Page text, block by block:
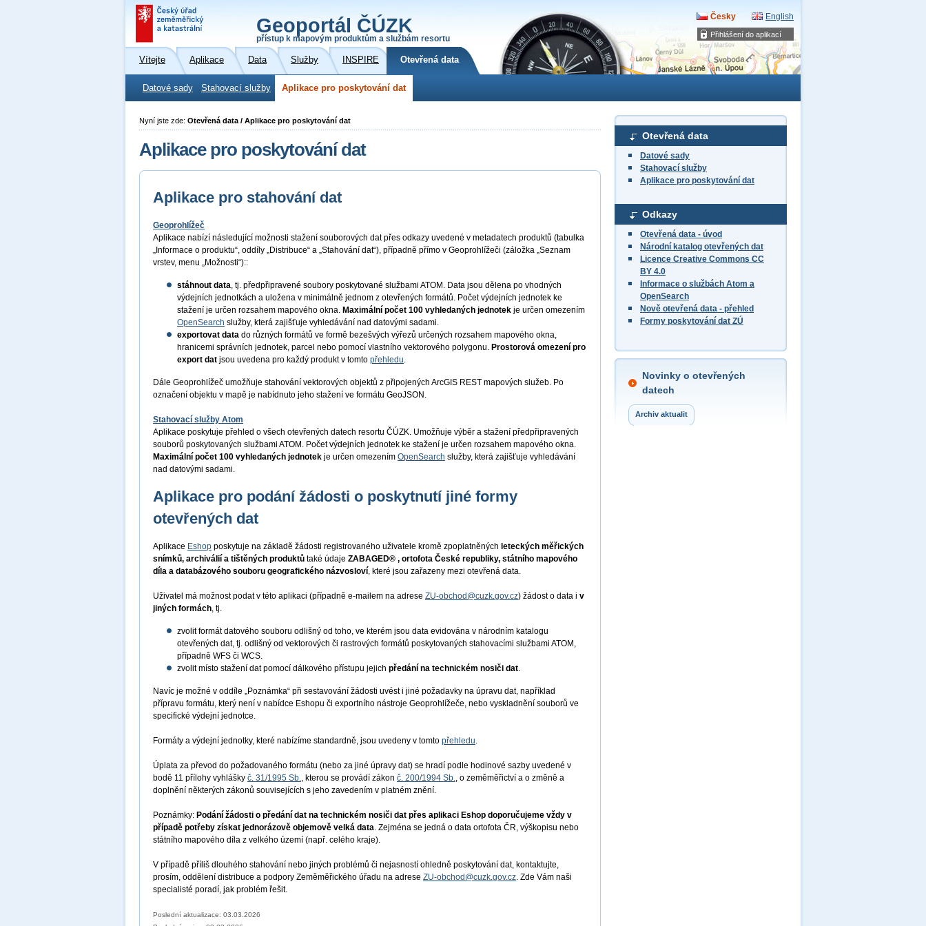
Přihlášení do aplikací
Geoportál ČÚZK
přístup k mapovým produktům a službám resortu
Česky English
Vítejte Aplikace Data Služby INSPIRE Otevřená data
Datové sady Stahovací služby Aplikace pro poskytování dat
Otevřená data
Datové sady
Stahovací služby
Aplikace pro poskytování dat
Odkazy
Otevřená data - úvod
Národní katalog otevřených dat
Licence Creative Commons CC
BY 4.0
Informace o službách Atom a
OpenSearch
Nově otevřená data - přehled
Formy poskytování dat ZÚ
Novinky o otevřených
datech
Archiv aktualit
Nyní jste zde: Otevřená data / Aplikace pro poskytování dat
Aplikace pro poskytování dat
Aplikace pro stahování dat
Geoprohlížeč
Aplikace nabízí následující možnosti stažení souborových dat přes odkazy uvedené v metadatech produktů (tabulka
„Informace o produktu“, oddíly „Distribuce“ a „Stahování dat“), případně přímo v Geoprohlížeči (záložka „Seznam
vrstev, menu „Možnosti“)::
stáhnout data, tj. předpřipravené soubory poskytované službami ATOM. Data jsou dělena po vhodných
výdejních jednotkách a uložena v minimálně jednom z otevřených formátů. Počet výdejních jednotek ke
stažení je určen rozsahem mapového okna. Maximální počet 100 vyhledaných jednotek je určen omezením
OpenSearch služby, která zajišťuje vyhledávání nad datovými sadami.
exportovat data do různých formátů ve formě bezešvých výřezů určených rozsahem mapového okna,
hranicemi správních jednotek, parcel nebo pomocí vlastního vektorového polygonu. Prostorová omezení pro
export dat jsou uvedena pro každý produkt v tomto přehledu.
Dále Geoprohlížeč umožňuje stahování vektorových objektů z připojených ArcGIS REST mapových služeb. Po
označení objektu v mapě je nabídnuto jeho stažení ve formátu GeoJSON.
Stahovací služby Atom
Aplikace poskytuje přehled o všech otevřených datech resortu ČÚZK. Umožňuje výběr a stažení předpřipravených
souborů poskytovaných službami ATOM. Počet výdejních jednotek ke stažení je určen rozsahem mapového okna.
Maximální počet 100 vyhledaných jednotek je určen omezením OpenSearch služby, která zajišťuje vyhledávání
nad datovými sadami.
Aplikace pro podání žádosti o poskytnutí jiné formy
otevřených dat
Aplikace Eshop poskytuje na základě žádosti registrovaného uživatele kromě zpoplatněných leteckých měřických
snímků, archiválií a tištěných produktů také údaje ZABAGED® , ortofota České republiky, státního mapového
díla a databázového souboru geografického názvosloví, které jsou zařazeny mezi otevřená data.
Uživatel má možnost podat v této aplikaci (případně e-mailem na adrese ZU-obchod@cuzk.gov.cz) žádost o data i v
jiných formách, tj.
zvolit formát datového souboru odlišný od toho, ve kterém jsou data evidována v národním katalogu
otevřených dat, tj. odlišný od vektorových či rastrových formátů poskytovaných stahovacími službami ATOM,
případně WFS či WCS.
zvolit místo stažení dat pomocí dálkového přístupu jejich předání na technickém nosiči dat.
Navíc je možné v oddíle „Poznámka“ při sestavování žádosti uvést i jiné požadavky na úpravu dat, například
přípravu formátu, který není v nabídce Eshopu či exportního nástroje Geoprohlížeče, nebo vyskladnění souborů ve
specifické výdejní jednotce.
Formáty a výdejní jednotky, které nabízíme standardně, jsou uvedeny v tomto přehledu.
Úplata za převod do požadovaného formátu (nebo za jiné úpravy dat) se hradí podle hodinové sazby uvedené v
bodě 11 přílohy vyhlášky č. 31/1995 Sb., kterou se provádí zákon č. 200/1994 Sb., o zeměměřictví a o změně a
doplnění některých zákonů souvisejících s jeho zavedením v platném znění.
Poznámky: Podání žádosti o předání dat na technickém nosiči dat přes aplikaci Eshop doporučujeme vždy v
případě potřeby získat jednorázově objemově velká data. Zejména se jedná o data ortofota ČR, výškopisu nebo
státního mapového díla z velkého území (např. celého kraje).
V případě příliš dlouhého stahování nebo jiných problémů či nejasností ohledně poskytování dat, kontaktujte,
prosím, oddělení distribuce a podpory Zeměměřického úřadu na adrese ZU-obchod@cuzk.gov.cz. Zde Vám naši
specialisté poradí, jak problém řešit.
Poslední aktualizace: 03.03.2026